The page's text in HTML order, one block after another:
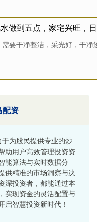
做到五点，家宅兴旺，
要干净整洁，采光好，干净
配资
为股民提供专业的炒
助用户高效管理投资资
能算法与实时数据分
供精准的市场洞察与决
深投资者，都能通过本
实现资金的灵活配置与
启智慧投资新时代！